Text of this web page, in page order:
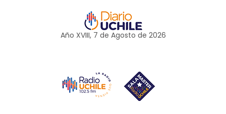
Año XVIII, 7 de Agosto de 2026